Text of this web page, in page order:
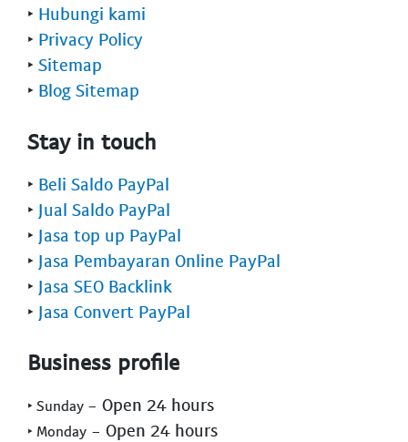
‣ Hubungi kami
‣ Privacy Policy
‣ Sitemap
‣ Blog Sitemap
Stay in touch
‣ Beli Saldo PayPal
‣ Jual Saldo PayPal
‣ Jasa top up PayPal
‣ Jasa Pembayaran Online PayPal
‣ Jasa SEO Backlink
‣ Jasa Convert PayPal
Business profile
‣ Sunday - Open 24 hours
‣ Monday - Open 24 hours